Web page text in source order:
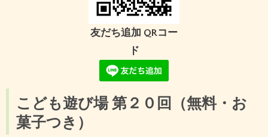
友だち追加 QRコー
ド
こども遊び場 第２０回 （無料・お
菓子つき）